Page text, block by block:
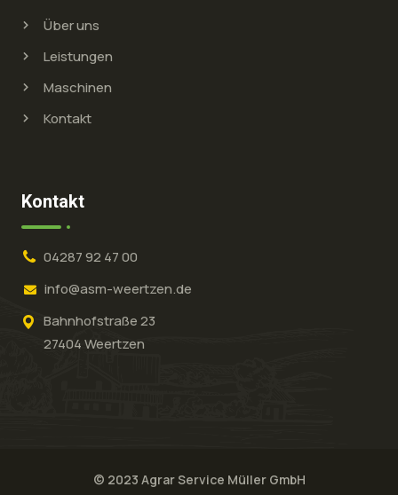
Über uns
Leistungen
Maschinen
Kontakt
Kontakt
04287 92 47 00
info@asm-weertzen.de
Bahnhofstraße 23
27404 Weertzen
© 2023 Agrar Service Müller GmbH